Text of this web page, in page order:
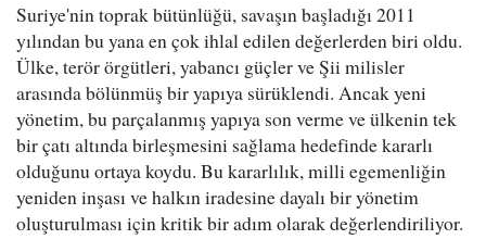
Suriye'nin toprak bütünlüğü, savaşın başladığı 2011
yılından bu yana en çok ihlal edilen değerlerden biri oldu.
Ülke, terör örgütleri, yabancı güçler ve Şii milisler
arasında bölünmüş bir yapıya sürüklendi. Ancak yeni
yönetim, bu parçalanmış yapıya son verme ve ülkenin tek
bir çatı altında birleşmesini sağlama hedefinde kararlı
olduğunu ortaya koydu. Bu kararlılık, milli egemenliğin
yeniden inşası ve halkın iradesine dayalı bir yönetim
oluşturulması için kritik bir adım olarak değerlendiriliyor.